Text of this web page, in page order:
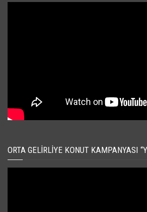
ORTA GELIRLIYE KONUT KAMPANYASI